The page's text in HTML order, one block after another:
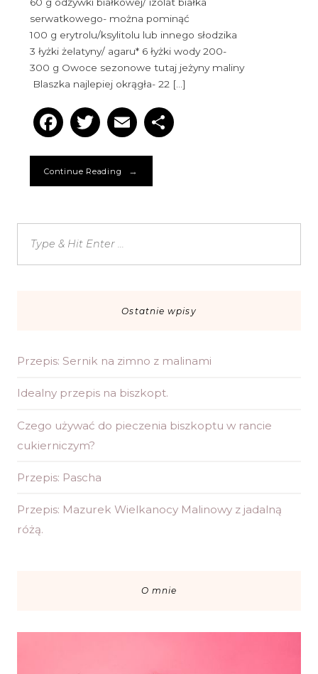
serwatkowego- można pominąć
100 g erytrolu/ksylitolu lub innego słodzika
3 łyżki żelatyny/ agaru* 6 łyżki wody 200-
300 g Owoce sezonowe tutaj jeżyny maliny
Blaszka najlepiej okrągła- 22 […]
Facebook
Twitter
Email
Continue Reading →
Ostatnie wpisy
Przepis: Sernik na zimno z malinami
Idealny przepis na biszkopt.
Czego używać do pieczenia biszkoptu w rancie
cukierniczym?
Przepis: Pascha
Przepis: Mazurek Wielkanocy Malinowy z jadalną
różą.
O mnie